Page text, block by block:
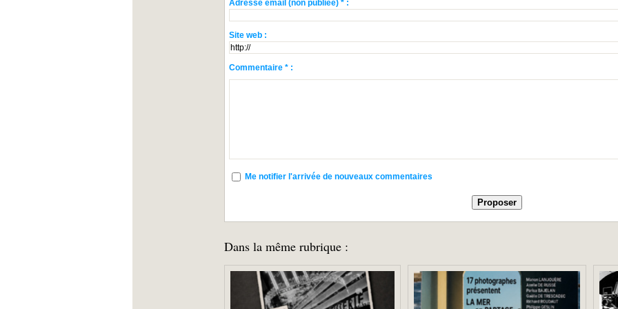
Adresse email (non publiée) * :
Site web :
Commentaire * :
Me notifier l'arrivée de nouveaux commentaires
Dans la même rubrique :